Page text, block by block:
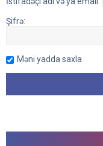
Şifrə:
Məni yadda saxla